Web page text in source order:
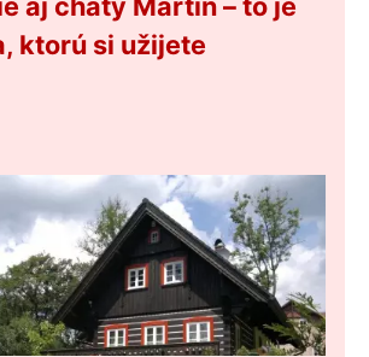
ktorú si užijete